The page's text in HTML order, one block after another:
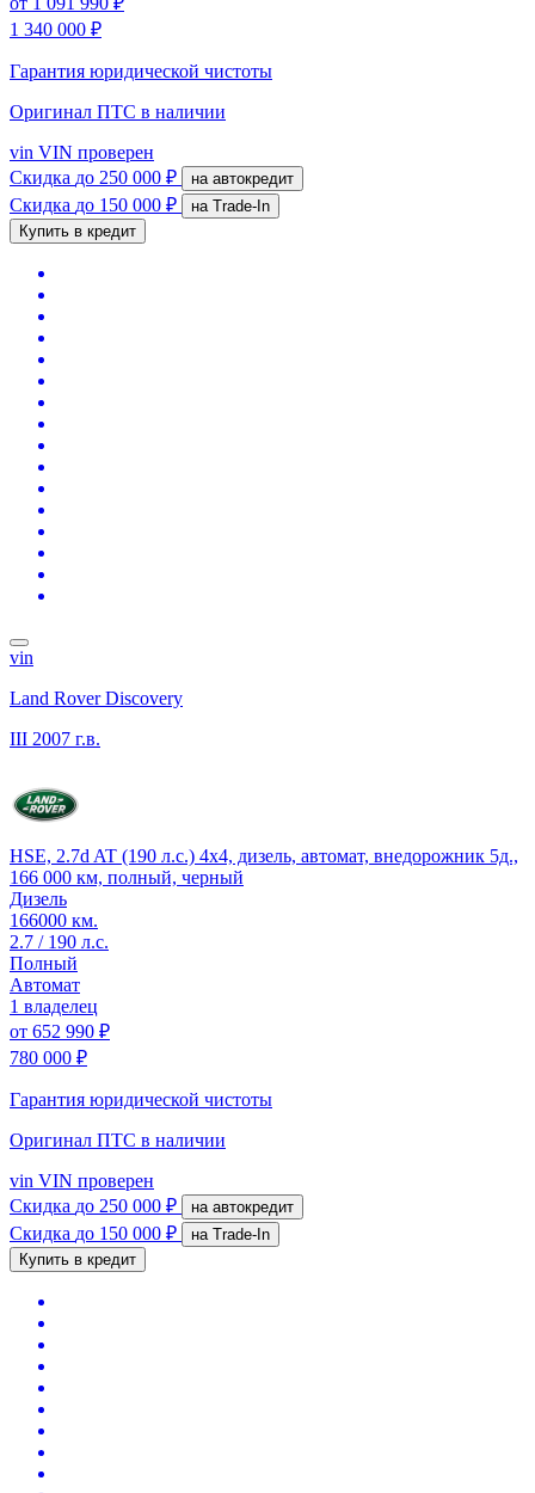
1 340 000 ₽
Гарантия юридической чистоты
Оригинал ПТС в наличии
vin VIN проверен
Скидка до 250 000 ₽ на автокредит
Скидка до 150 000 ₽
на Trade-In
Купить в кредит
vin
Land Rover Discovery
III 2007 г.в.
HSE, 2.7d AT (190 л.с.) 4x4, дизель, автомат, внедорожник 5д.,
166 000 км, полный, черный
Дизель
166000 км.
2.7 / 190 л.с.
Полный
Автомат
1 владелец
от 652 990 ₽
780 000 ₽
Гарантия юридической чистоты
Оригинал ПТС в наличии
vin VIN проверен
Скидка до 250 000 ₽ на автокредит
Скидка до 150 000 ₽
на Trade-In
Купить в кредит